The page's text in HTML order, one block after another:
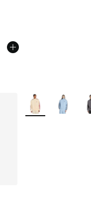
baisse de € 74,99 à
Plus de couleurs